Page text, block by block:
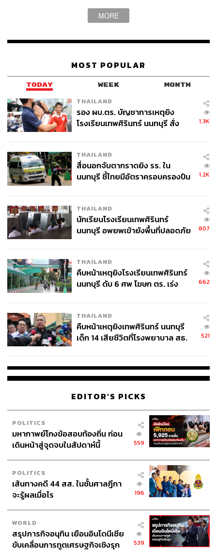
ประเทศไทยก็เป็นหนึ่งในที่ที่คุณเลือกเปิดตัวแบรนด์
อะไรคือเหตุผลสำคัญที่ทำให้คนไทยเลือกใช้ผลิตภัณฑ์
Dr. Lens:มันเป็นคำถามที่ตอบยาก เพราะการซื้อสกินแคร์
เป็นช่วงเวลาที่ใช้อารมณ์ตัดสินใจ คนซื้อเพราะพวกเขาอ่าน
อะไรบางอย่างมา ได้ยินมา หรือมีคนแนะนำ มีหลายปัจจัยที่
ส่งผล ผมไม่สามารถที่จะเปรียบเทียบตัวเองกับแบรนด์อื่น
เพราะผมไม่รู้จักพวกเขา
สิ่งหนึ่งที่แตกต่างอย่างชัดเจนระหว่างผมกับแบรนด์อื่นก็คือ
ความจริงที่ว่าผมเป็นคนคิดค้นสูตรเองผมเป็นคนทำ
ผลิตภัณฑ์เหล่านี้ขึ้นมาเอง ไม่ได้แค่เซ็นชื่อรับรอง ผมเป็นคน
อยู่ในห้องแล็บเอง ในตลาดที่อิ่มตัว คุณมองหาผลิตภัณฑ์ที่
ถ้าคุณได้ยินเรื่องราวของผม คุณจะเห็นคุณสมบัติของผม มัน
ขึ้นอยู่กับว่าคุณจะเชื่อหมอที่ทำผลิตภัณฑ์นี้มากกว่า หรือจะ
เชื่อคนอื่นที่ไม่มีประสบการณ์และความเชี่ยวชาญจากการ
เรียกว่าขึ้นอยู่กับมุมมองของผู้บริโภคด้วย ด้วยความที่
คุณหมอเป็นศัลยแพทย์ที่ยึดมั่นในวิทยาศาสตร์อย่าง
หนักแน่น คุณหมอคิดเห็นอย่างไรกับเทรนด์ความงามใน
ปัจจุบันอย่าง Natural Beauty หรือ Clean Beauty
Dr.Lens:การตอบคำถามเรื่องนี้ไม่ใช่เรื่องง่ายครับ (หัวเราะ)
ด้วยเหตุผลง่ายๆ อย่างแรกเลย เมื่อเราพูดถึงแบรนด์ที่อิง
วิทยาศาสตร์ ทุกคนก็อ้างว่าตัวเองเป็นวิทยาศาสตร์ แต่จะมี
วิทยาศาสตร์จริงๆ อยู่ข้างในแค่ไหน นั่นเป็นคำถามครับ
MORE
MOST POPULAR
TODAY WEEK MONTH
THAILAND
รอง ผบ.ตร. บัญชาการเหตุยิง
โรงเรียนเทพศิรินทร์ นนทบุรี สั่ง
1.3K
THAILAND
สื่อนอกจับตากราดยิง รร. ใน
นนทบุรี ชี้ไทยมีอัตราครอบครองปืน
1.2K
THAILAND
นักเรียนโรงเรียนเทพศิรินทร์
นนทบุรี อพยพเข้ายังพื้นที่ปลอดภัย
807
THAILAND
คืบหน้าเหตุยิงโรงเรียนเทพศิรินทร์
นนทบุรี ดับ 6 ศพ โฆษก ตร. เร่ง
662
THAILAND
คืบหน้าเหตุยิงเทพศิรินทร์ นนทบุรี
เด็ก 14 เสียชีวิตที่โรงพยาบาล สธ.
521
EDITOR'S PICKS
POLITICS
มหากาพย์โกงข้อสอบท้องถิ่น ก่อน
เดินหน้าสู่จุดจบในสัปดาห์นี้
559
POLITICS
เส้นทางคดี 44 สส. ในชั้นศาลฎีกา
จะรู้ผลเมื่อไร
196
WORLD
สรุปภารกิจอนุทิน เยือนอินโดนีเซีย
ขับเคลื่อนการทูตเศรษฐกิจเชิงรุก
539